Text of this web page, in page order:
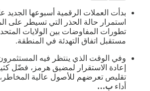
بدأت العملات الرقمية أسبوعها
استمرار حالة الحذر التي تسيطر على
تطورات المفاوضات بين الولايات
مستقبل اتفاق التهدئة في المنطقة.
وفي الوقت الذي ينتظر فيه
إعادة الاستقرار لمضيق هرمز، فضّل
تقليص تعرضهم للأصول عالية
أداء ب…